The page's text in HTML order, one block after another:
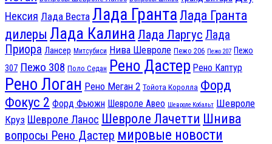
Нексия Лада Веста Лада Гранта Лада Гранта
дилеры Лада Калина Лада Ларгус Лада
Приора Лансер Митсубиси Нива Шевроле Пежо 206 Пежо 207 Пежо
307 Пежо 308 Поло Седан Рено Дастер Рено Каптур
Рено Логан Рено Меган 2 Тойота Королла Форд
Фокус 2 Форд Фьюжн Шевроле Авео Шевроле Кобальт Шевроле
Круз Шевроле Ланос Шевроле Лачетти Шнива
вопросы Рено Дастер мировые новости